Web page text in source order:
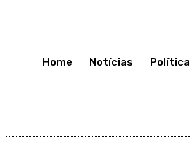
Home Notícias Política